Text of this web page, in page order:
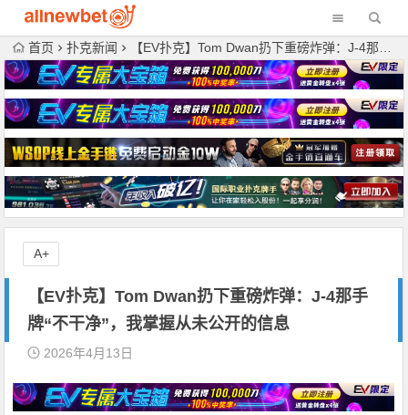
首页 扑克新闻 【EV扑克】Tom Dwan扔下重磅炸弹：J-4那手牌“不干净”，我掌握从未公开的信息
【EV扑克】Tom Dwan扔下重磅炸弹：J-4那手
牌“不干净”，我掌握从未公开的信息
2026年4月13日
A+